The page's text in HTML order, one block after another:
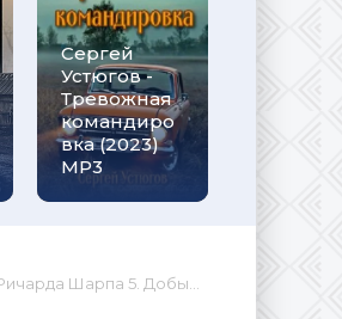
Сергей
Устюгов -
Тревожная
командиро
вка (2023)
МР3
стрелка Шарпа (2025) MP3